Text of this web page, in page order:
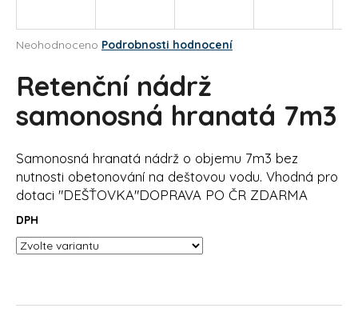
Průměrné
produktu
je
z
hvězdiček.
Neohodnoceno Podrobnosti hodnocení
Retenční nádrž
samonosná hranatá 7m3
Samonosná hranatá nádrž o objemu 7m3 bez
nutnosti obetonování na deštovou vodu. Vhodná pro
dotaci "DEŠŤOVKA"DOPRAVA PO ČR ZDARMA
DPH
j
t
?
HLEDAT
D
o